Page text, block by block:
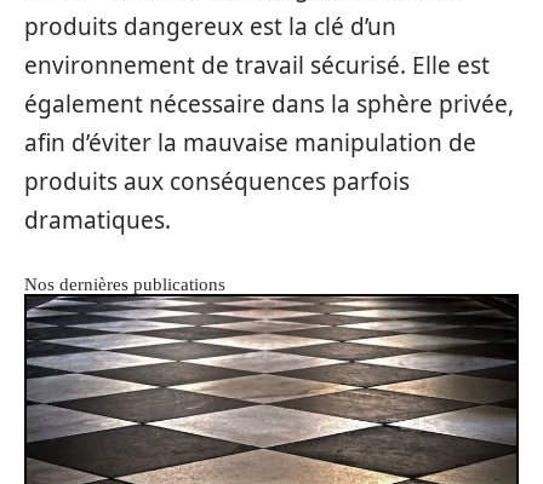
produits dangereux est la clé d’un
environnement de travail sécurisé. Elle est
également nécessaire dans la sphère privée,
afin d’éviter la mauvaise manipulation de
produits aux conséquences parfois
dramatiques.
Nos dernières publications